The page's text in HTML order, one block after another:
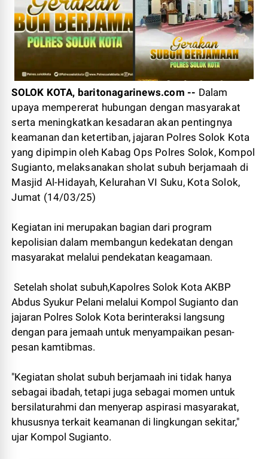
SOLOK KOTA, baritonagarinews.com -- Dalam
upaya mempererat hubungan dengan masyarakat
serta meningkatkan kesadaran akan pentingnya
keamanan dan ketertiban, jajaran Polres Solok Kota
yang dipimpin oleh Kabag Ops Polres Solok, Kompol
Sugianto, melaksanakan sholat subuh berjamaah di
Masjid Al-Hidayah, Kelurahan VI Suku, Kota Solok,
Jumat (14/03/25)
Kegiatan ini merupakan bagian dari program
kepolisian dalam membangun kedekatan dengan
masyarakat melalui pendekatan keagamaan.
Setelah sholat subuh,Kapolres Solok Kota AKBP
Abdus Syukur Pelani melalui Kompol Sugianto dan
jajaran Polres Solok Kota berinteraksi langsung
dengan para jemaah untuk menyampaikan pesan-
pesan kamtibmas.
"Kegiatan sholat subuh berjamaah ini tidak hanya
sebagai ibadah, tetapi juga sebagai momen untuk
bersilaturahmi dan menyerap aspirasi masyarakat,
khususnya terkait keamanan di lingkungan sekitar,"
ujar Kompol Sugianto.